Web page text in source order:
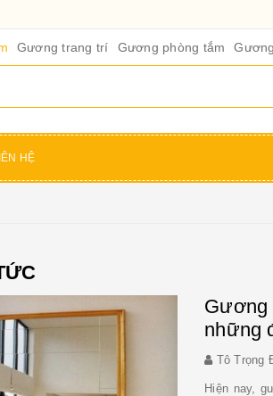
Gương trang trí Gương phòng tắm
HỆ
Gương
những
Tô Trọng
Hiện nay,